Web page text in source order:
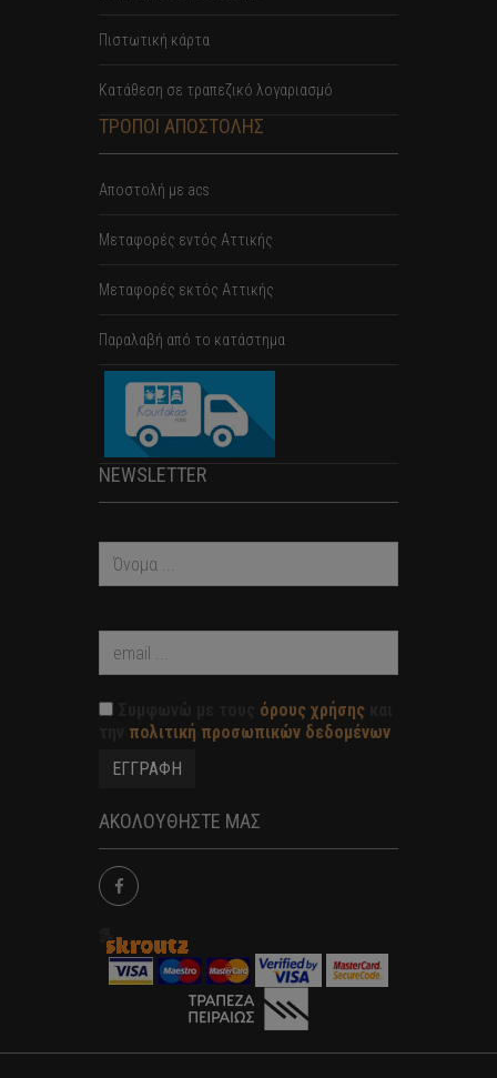
Πιστωτική κάρτα
Κατάθεση σε τραπεζικό λογαριασμό
ΤΡΟΠΟΙ ΑΠΟΣΤΟΛΗΣ
Αποστολή με acs
Mεταφορές εντός Αττικής
Μεταφορές εκτός Αττικής
Παραλαβή από το κατάστημα
NEWSLETTER
όρους χρήσης
πολιτική προσωπικών δεδομένων
ΑΚΟΛΟΥΘΗΣΤΕ ΜΑΣ